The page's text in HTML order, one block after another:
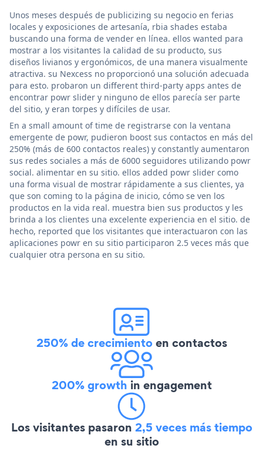
Unos meses después de publicizing su negocio en ferias
locales y exposiciones de artesanía, rbia shades estaba
buscando una forma de vender en línea. ellos wanted para
mostrar a los visitantes la calidad de su producto, sus
diseños livianos y ergonómicos, de una manera visualmente
atractiva. su Nexcess no proporcionó una solución adecuada
para esto. probaron un different third-party apps antes de
encontrar powr slider y ninguno de ellos parecía ser parte
del sitio, y eran torpes y difíciles de usar.
En a small amount of time de registrarse con la ventana
emergente de powr, pudieron boost sus contactos en más del
250% (más de 600 contactos reales) y constantly aumentaron
sus redes sociales a más de 6000 seguidores utilizando powr
social. alimentar en su sitio. ellos added powr slider como
una forma visual de mostrar rápidamente a sus clientes, ya
que son coming to la página de inicio, cómo se ven los
productos en la vida real. muestra bien sus productos y les
brinda a los clientes una excelente experiencia en el sitio. de
hecho, reported que los visitantes que interactuaron con las
aplicaciones powr en su sitio participaron 2.5 veces más que
cualquier otra persona en su sitio.
250% de crecimientoen contactos
200% growth in engagement
Los visitantes pasaron 2,5 veces más tiempo
en su sitio